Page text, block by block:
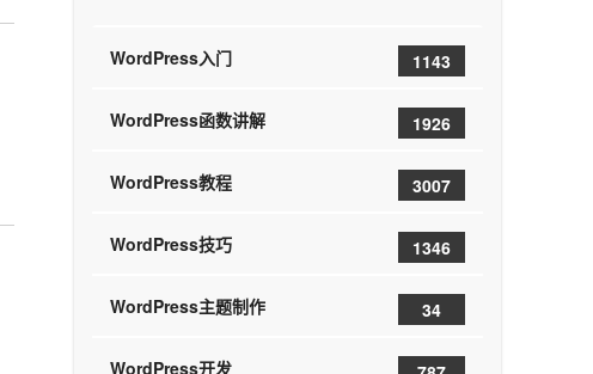
WordPress入门 1143
WordPress函数讲解 1926
WordPress教程 3007
WordPress技巧 1346
WordPress主题制作 34
WordPress开发